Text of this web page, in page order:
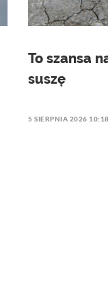
To szansa
suszę
5 SIERPNIA 2026 10:18